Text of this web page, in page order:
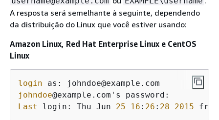
A resposta será semelhante à seguinte, dependendo
da distribuição do Linux que você estiver usando:
Amazon Linux, Red Hat Enterprise Linux e CentOS
Linux
login
johndoe
Last
login: Thu Jun 25 16 : 26 : 28 2015